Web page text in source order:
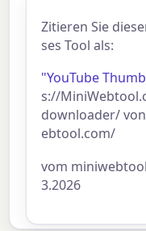
Zitieren Sie
ses Tool als:
"YouTube
s://
downloader/ von
ebtool.com/
vom
3.2026